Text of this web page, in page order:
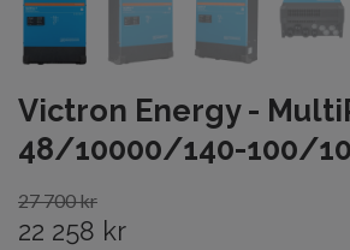
Victron Energy -
48/10000/140-100/
27 700 kr
22 258 kr